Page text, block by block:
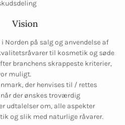
Vision
Norden på salg og anvendelse af
til kosmetik og søde
branchens skrappeste kriterier,
muligt.
der henvises til / rettes
der ønskes troværdig
udtalelser om, alle aspekter
og slik med naturlige råvarer.